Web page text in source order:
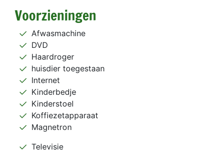
Voorzieningen
Afwasmachine
DVD
Haardroger
huisdier toegestaan
Internet
Kinderbedje
Kinderstoel
Koffiezetapparaat
Magnetron
Televisie